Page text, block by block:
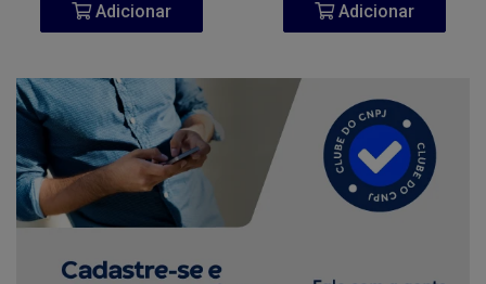
Adicionar Adicionar